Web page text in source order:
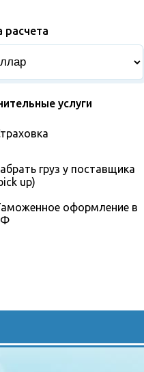
расчета
услуги
груз у поставщика
up)
оформление в